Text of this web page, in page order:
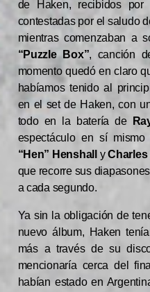
de Haken, recibidos
contestadas por el saludo
mientras comenzaban a
“Puzzle Box”, canción
momento quedó en claro
habíamos tenido al
en el set de Haken, con
todo en la batería de
espectáculo en sí
“Hen” Henshall
y
que recorre sus
a cada segundo.
Ya sin la obligación de
nuevo álbum, Haken
más a través de su
mencionaría cerca del
habían estado en